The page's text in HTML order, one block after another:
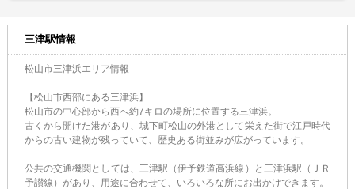
三津駅情報
松山市三津浜エリア情報
【松山市西部にある三津浜】
松山市の中心部から西へ約7キロの場所に位置する三津浜。
古くから開けた港があり、城下町松山の外港として栄えた街で江戸時代
からの古い建物が残っていて、歴史ある街並みが広がっています。
公共の交通機関としては、三津駅（伊予鉄道高浜線）と三津浜駅（ＪＲ
予讃線）があり、用途に合わせて、いろいろな所にお出かけできます。